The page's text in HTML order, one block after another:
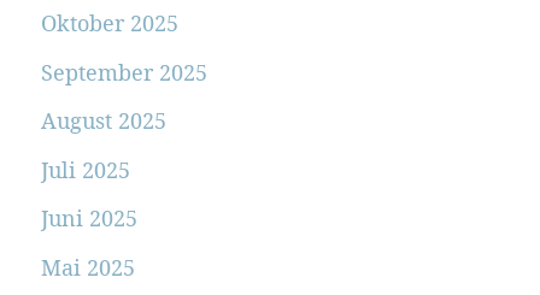
Oktober 2025
September 2025
August 2025
Juli 2025
Juni 2025
Mai 2025